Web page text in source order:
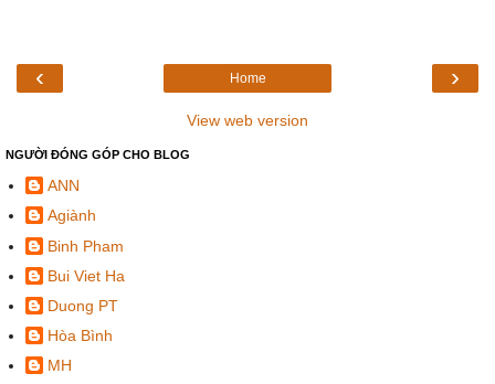
‹ ›
Home
View web version
NGƯỜI ĐÓNG GÓP CHO BLOG
ANN
Agiành
Binh Pham
Bui Viet Ha
Duong PT
Hòa Bình
MH